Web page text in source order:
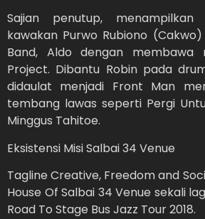
Sajian penutup, menampilkan
kawakan Purwo Rubiono
Band, Aldo dengan membawa
Project. Dibantu Robin pada
didaulat menjadi Front Man
tembang lawas seperti Pergi
Minggus Tahitoe.
Eksistensi Misi Salbai 34 Venue
Tagline Creative, Freedom and
House Of Salbai 34 Venue sekali
Road To Stage Bus Jazz Tour 2018.